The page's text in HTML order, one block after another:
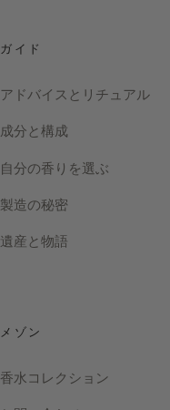
ガイド
アドバイスとリチュアル
成分と構成
自分の香りを選ぶ
製造の秘密
遺産と物語
メゾン
香水コレクション